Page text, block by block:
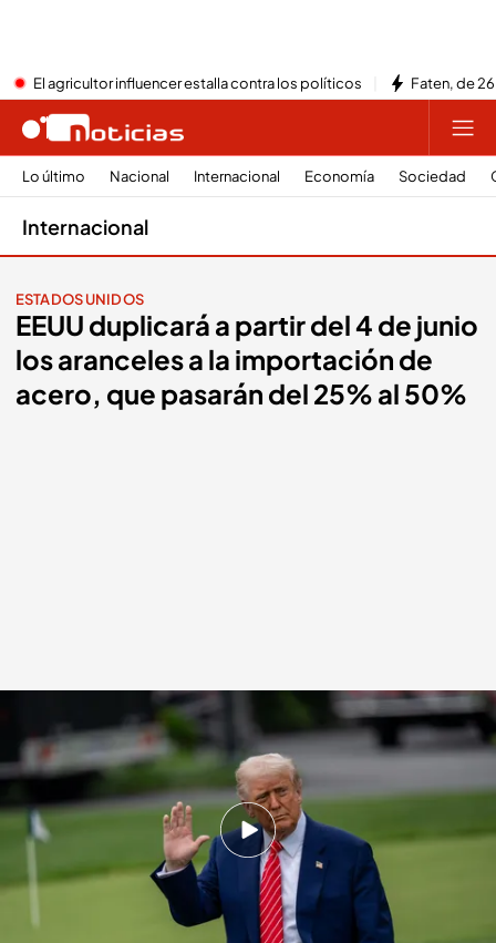
El agricultor influencer estalla contra los políticos Faten, de
Lo último Nacional Internacional Economía Sociedad
Internacional
ESTADOS UNIDOS
EEUU duplicará a partir del 4 de junio
los aranceles a la importación de
acero, que pasarán del 25% al 50%
EEUU duplicará a partir del 4 de junio los aranceles
Redacción digital Noticias Cuatro
31 MAY 2025 - 14:32h.
Trump duplicará las tarifas arancelarias que
gravan las importaciones de acero del país
norteamericano a partir del 4 junio